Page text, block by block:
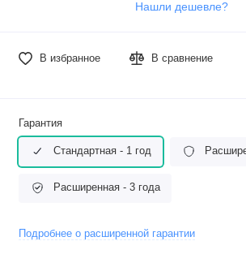
Нашли дешевле?
В избранное В сравнение
Гарантия
Стандартная - 1 год
Расширенная - 3 года
Подробнее о расширенной гарантии